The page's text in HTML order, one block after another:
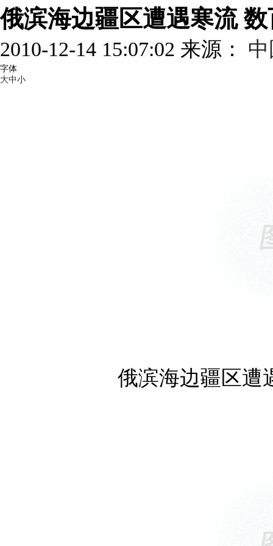
俄滨海边疆区遭遇寒流
2010-12-14 15:07:02 来源：
字体
大中小
俄滨海边疆区遭